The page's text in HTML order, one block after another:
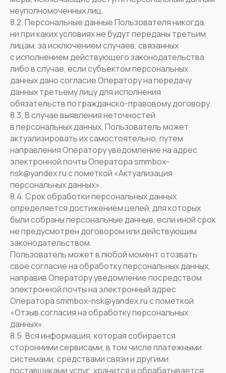
неуполномоченных лиц.
8.2. Персональные данные Пользователя никогда,
ни при каких условиях не будут переданы третьим
лицам, за исключением случаев, связанных
с исполнением действующего законодательства
либо в случае, если субъектом персональных
данных дано согласие Оператору на передачу
данных третьему лицу для исполнения
обязательств по гражданско-правовому договору.
8.3. В случае выявления неточностей
в персональных данных, Пользователь может
актуализировать их самостоятельно, путем
направления Оператору уведомление на адрес
электронной почты Оператора smmbox-
nsk@yandex.ru с пометкой «Актуализация
персональных данных».
8.4. Срок обработки персональных данных
определяется достижением целей, для которых
были собраны персональные данные, если иной срок
не предусмотрен договором или действующим
законодательством.
Пользователь может в любой момент отозвать
свое согласие на обработку персональных данных,
направив Оператору уведомление посредством
электронной почты на электронный адрес
Оператора smmbox-nsk@yandex.ru с пометкой
«Отзыв согласия на обработку персональных
данных».
8.5. Вся информация, которая собирается
сторонними сервисами, в том числе платежными
системами, средствами связи и другими
поставщиками услуг, хранится и обрабатывается